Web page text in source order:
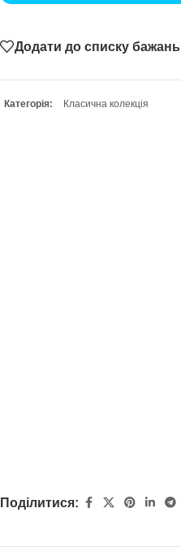
Додати до списку бажань
Категорія: Класична колекція
Поділитися: